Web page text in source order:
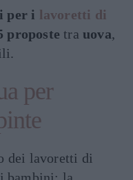
per i lavoretti di
proposte trauova,
per
dei lavoretti di